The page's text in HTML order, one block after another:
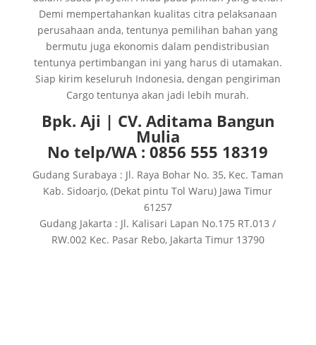
Demi mempertahankan kualitas citra pelaksanaan
perusahaan anda, tentunya pemilihan bahan yang
bermutu juga ekonomis dalam pendistribusian
tentunya pertimbangan ini yang harus di utamakan.
Siap kirim keseluruh Indonesia, dengan pengiriman
Cargo tentunya akan jadi lebih murah.
Bpk. Aji | CV. Aditama Bangun
Mulia
No telp/WA : 0856 555 18319
Gudang Surabaya : Jl. Raya Bohar No. 35, Kec. Taman
Kab. Sidoarjo, (Dekat pintu Tol Waru) Jawa Timur
61257
Gudang Jakarta : Jl. Kalisari Lapan No.175 RT.013 /
RW.002 Kec. Pasar Rebo, Jakarta Timur 13790